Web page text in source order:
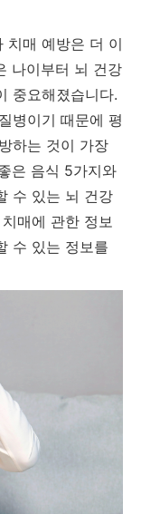
치매 예방은 더 이
나이부터 뇌 건강
중요해졌습니다.
병이기 때문에 평
하는 것이 가장
은 음식 5가지와
수 있는 뇌 건강
매에 관한 정보
수 있는 정보를